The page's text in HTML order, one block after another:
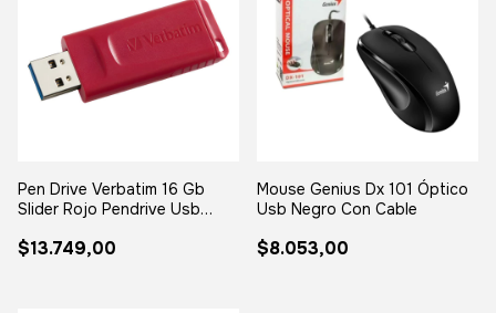
Pen Drive Verbatim 16 Gb
Slider Rojo Pendrive Usb
$13.749,00
Mouse Genius Dx 101 Óptico
Usb Negro Con Cable
$8.053,00